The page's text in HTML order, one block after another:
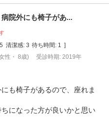
院外にも椅子があ...
5 清潔感: 3 待ち時間: 1
性・ 8歳) 受診時期: 2019年
も椅子があるので、座れま
になった方が良いかと思い